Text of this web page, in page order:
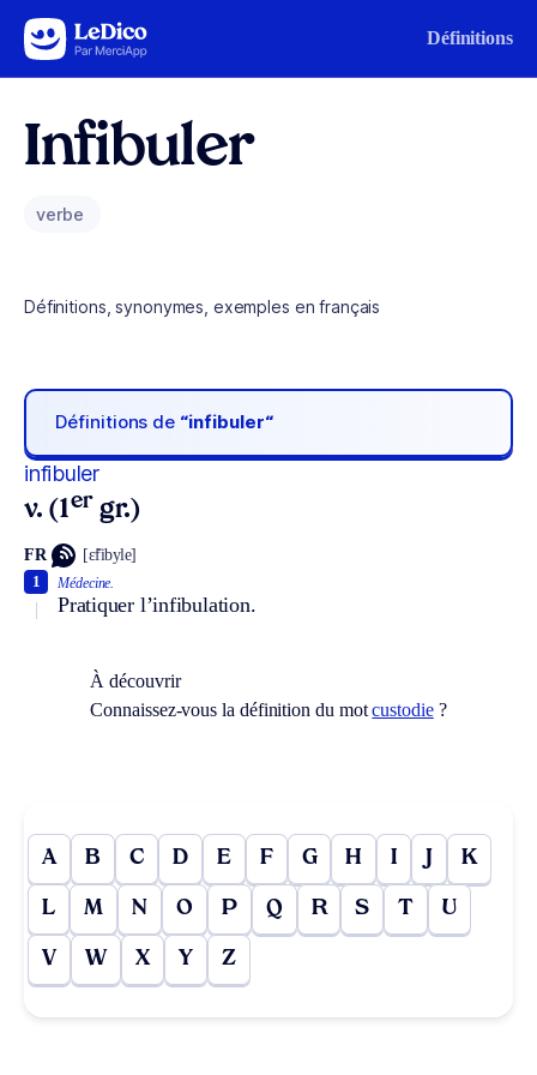
Aller au contenu Définitions
Infibuler
verbe
Définitions, synonymes, exemples en français
Définitions de “infibuler“
infibuler
v. (1er gr.)
FR [ɛ̃fibyle]
Médecine.
Pratiquer l’infibulation.
1
À découvrir
Connaissez-vous la définition du motcustodie?
A B C D E F G H I J K
L M N O P Q R S T U
V W X Y Z